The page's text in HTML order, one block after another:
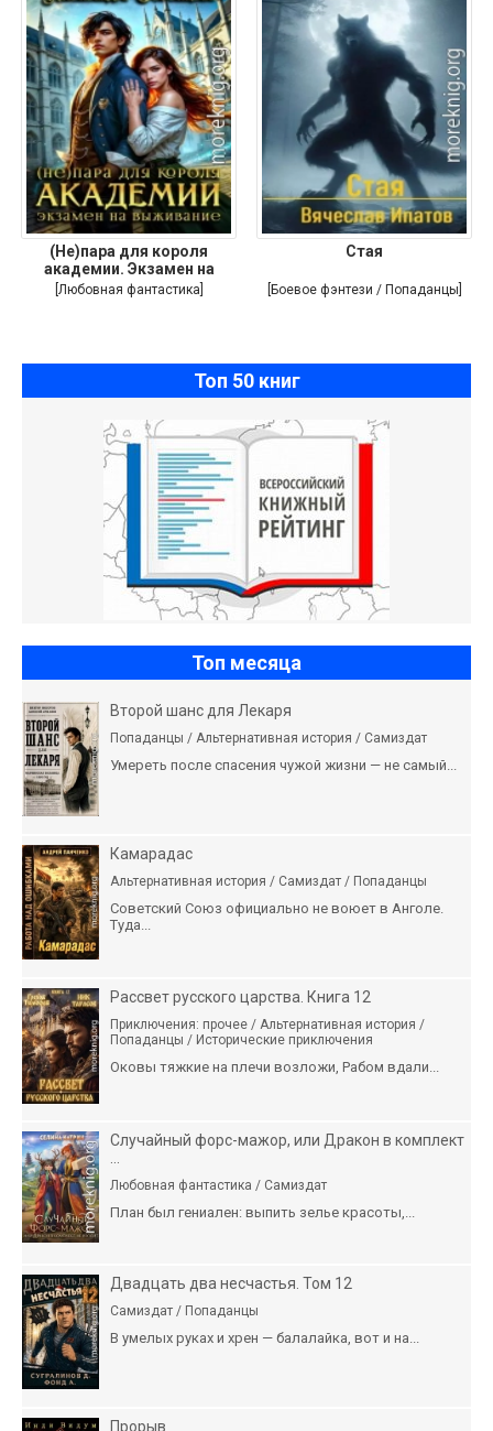
(Не)пара для короля
академии. Экзамен на
выживание
[Любовная фантастика]
Стая
[Боевое фэнтези / Попаданцы]
Топ 50 книг
Топ месяца
Второй шанс для Лекаря
Попаданцы / Альтернативная история / Самиздат
Умереть после спасения чужой жизни — не самый...
Камарадас
Альтернативная история / Самиздат / Попаданцы
Советский Союз официально не воюет в Анголе.
Туда...
Рассвет русского царства. Книга 12
Приключения: прочее / Альтернативная история /
Попаданцы / Исторические приключения
Оковы тяжкие на плечи возложи, Рабом вдали...
Случайный форс-мажор, или Дракон в комплект
Любовная фантастика / Самиздат
План был гениален: выпить зелье красоты,...
Двадцать два несчастья. Том 12
Самиздат / Попаданцы
В умелых руках и хрен — балалайка, вот и на...
Прорыв